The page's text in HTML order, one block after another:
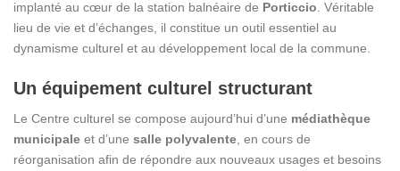
implanté au cœur de la station balnéaire de Porticcio . Véritable
lieu de vie et d’échanges, il constitue un outil essentiel au
dynamisme culturel et au développement local de la commune.
Un équipement culturel structurant
Le Centre culturel se compose aujourd’hui d’une médiathèque
municipale et d’une salle polyvalente , en cours de
réorganisation afin de répondre aux nouveaux usages et besoins